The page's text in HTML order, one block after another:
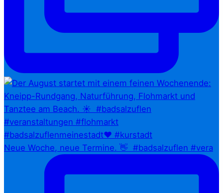
Neue Woche, neue Termine. 👋⁠ ⁠ #badsalzuflen #vera